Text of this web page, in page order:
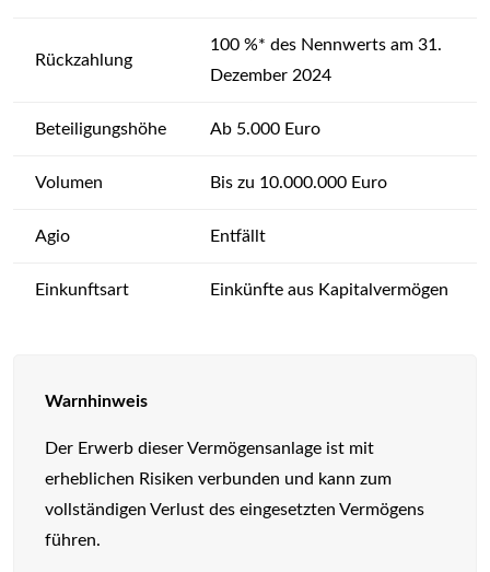
Rückzahlung
100 %* des Nennwerts am 31.
Dezember 2024
Beteiligungshöhe Ab 5.000 Euro
Volumen Bis zu 10.000.000 Euro
Agio Entfällt
Einkunftsart Einkünfte aus Kapitalvermögen
Warnhinweis
Der Erwerb dieser Vermögensanlage ist mit
erheblichen Risiken verbunden und kann zum
vollständigen Verlust des eingesetzten Vermögens
führen.